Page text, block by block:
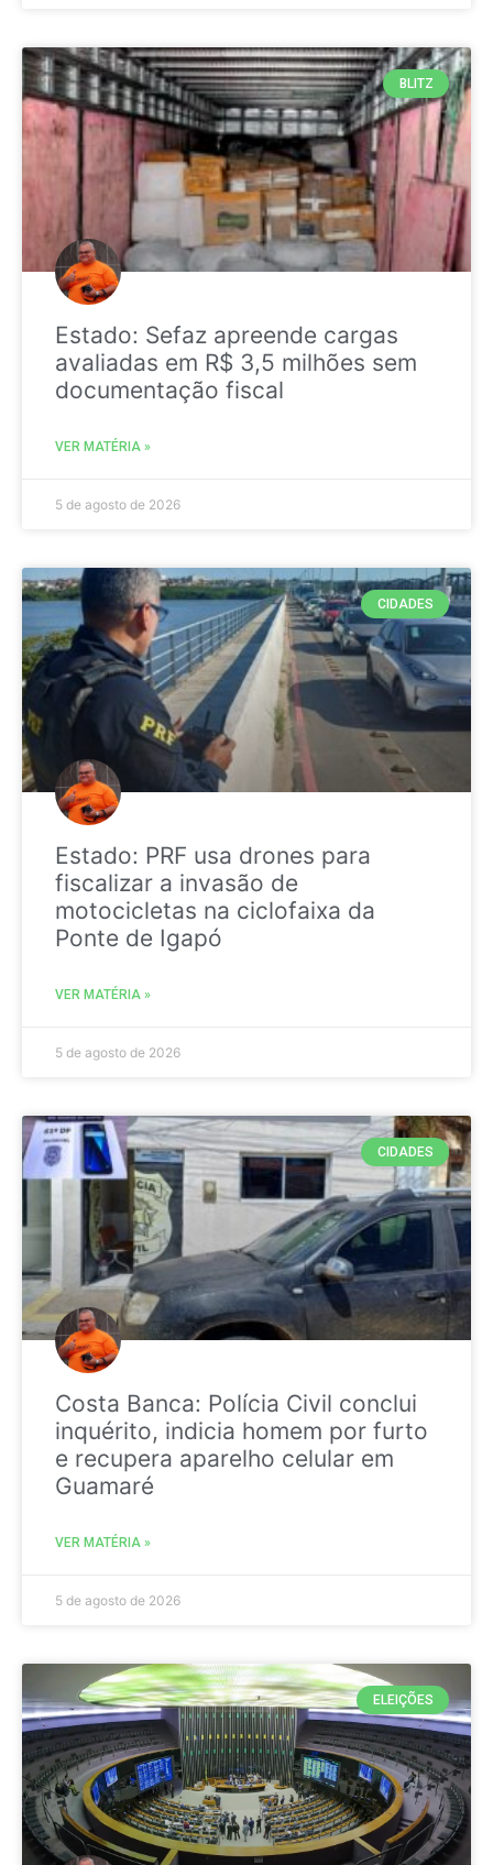
BLITZ
Estado: Sefaz apreende cargas
avaliadas em R$ 3,5 milhões sem
documentação fiscal
VER MATÉRIA »
5 de agosto de 2026
CIDADES
Estado: PRF usa drones para
fiscalizar a invasão de
motocicletas na ciclofaixa da
Ponte de Igapó
VER MATÉRIA »
5 de agosto de 2026
CIDADES
Costa Banca: Polícia Civil conclui
inquérito, indicia homem por furto
e recupera aparelho celular em
Guamaré
VER MATÉRIA »
5 de agosto de 2026
ELEIÇÕES